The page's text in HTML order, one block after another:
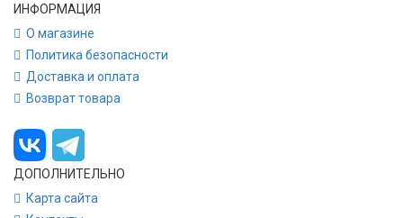
ИНФОРМАЦИЯ
О магазине
Политика безопасности
Доставка и оплата
Возврат товара
ДОПОЛНИТЕЛЬНО
Карта сайта